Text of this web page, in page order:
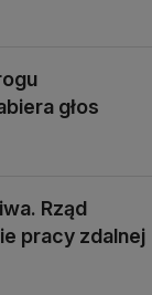
głos
Rząd
pracy zdalnej